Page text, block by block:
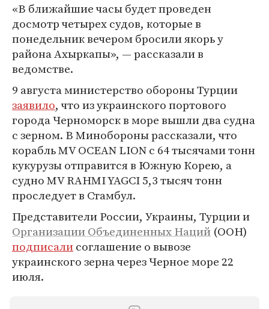
«В ближайшие часы будет проведен
досмотр четырех судов, которые в
понедельник вечером бросили якорь у
района Ахыркапы», — рассказали в
ведомстве.
9 августа министерство обороны Турции
заявило, что из украинского портового
города Черноморск в море вышли два судна
с зерном. В Минобороны рассказали, что
корабль MV OCEAN LION с 64 тысячами тонн
кукурузы отправится в Южную Корею, а
судно MV RAHMI YAGCI 5,3 тысяч тонн
проследует в Стамбул.
Представители России, Украины, Турции и
Организации Объединенных Наций (ООН)
подписалисоглашение о вывозе
украинского зерна через Черное море 22
июля.